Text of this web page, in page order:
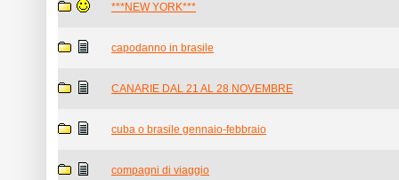
***NEW YORK***
capodanno in brasile
CANARIE DAL 21 AL 28 NOVEMBRE
cuba o brasile gennaio-febbraio
compagni di viaggio